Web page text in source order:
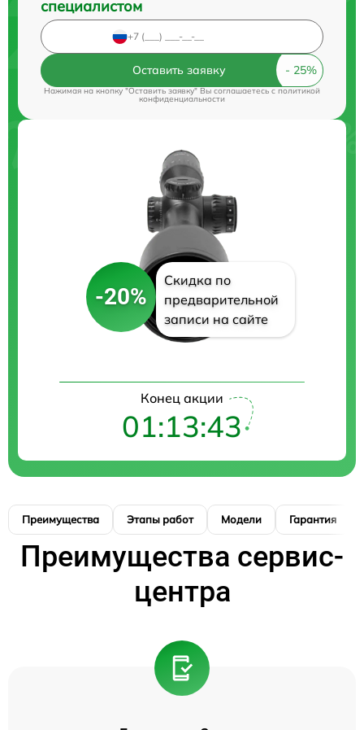
специалистом
Оставить заявку
Нажимая на кнопку "Оставить заявку" Вы соглашаетесь cполитикой
конфиденциальности
-20%
Скидка по
предварительной
записи на сайте
Конец акции
01:13:43
Преимущества Этапы работ Модели Гарантия
Преимущества сервис-
центра